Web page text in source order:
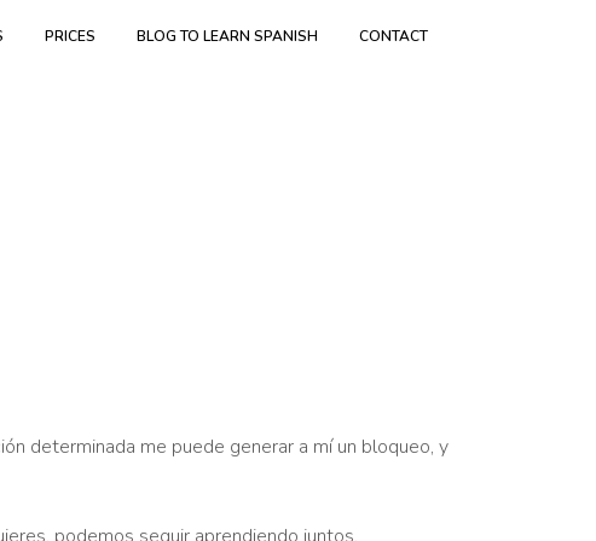
PRICES BLOG TO LEARN SPANISH CONTACT
determinada me puede generar a mí un bloqueo, y